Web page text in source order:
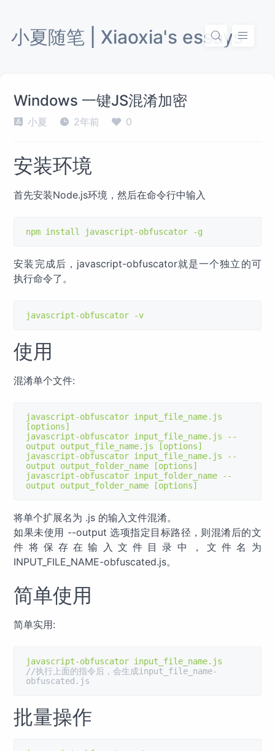
小夏随笔 | Xiaoxia's essays
Windows 一键JS混淆加密
小夏 2年前 0
安装环境
首先安装Node.js环境，然后在命令行中输入
npm install javascript-obfuscator -g
安装完成后，javascript-obfuscator就是一个独立的可
执行命令了。
javascript-obfuscator -v
使用
混淆单个文件:
javascript-obfuscator input_file_name.
[options]
javascript-obfuscator input_file_name. js
--
output output_file_name. js [options]
javascript-obfuscator input_file_name. js
--
output output_folder_name
[options]
javascript-obfuscator input_folder_name
--
output output_folder_name
[options]
将单个扩展名为 .js 的输入文件混淆。
如果未使用 --output 选项指定目标路径，则混淆后的文
件将保存在输入文件目录中，文件名为
INPUT_FILE_NAME-obfuscated.js。
简单使用
简单实用:
javascript-obfuscator input_file_name.
//执行上面的指令后，会生成input_file_name-
obfuscated.js
批量操作